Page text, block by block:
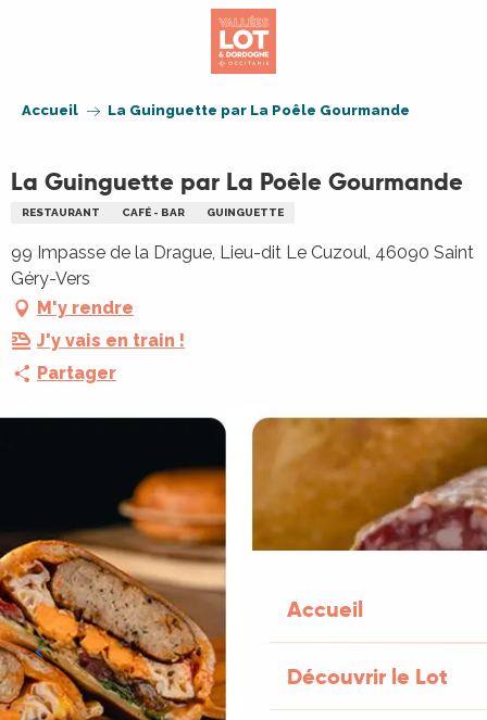
Accueil
Découvrir le Lot
Accueil La Guinguette par La Poêle Gourmande
La Guinguette par La Poêle Gourmande
RESTAURANT CAFÉ - BAR GUINGUETTE
99 Impasse de la Drague, Lieu-dit Le Cuzoul, 46090 Saint
Géry-Vers
M'y rendre
J'y vais en train !
Partager